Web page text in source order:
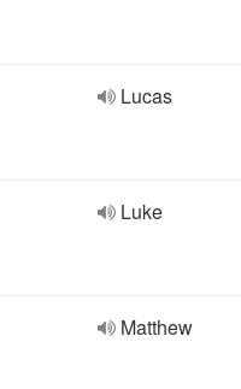
Lucas
Luke
Matthew